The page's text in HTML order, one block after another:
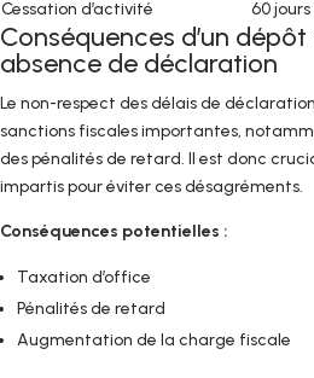
Cessation d’activité 60
Conséquences d’un
absence de déclaration
Le non-respect des délais de
sanctions fiscales importantes,
des pénalités de retard. Il est donc
impartis pour éviter ces désagréments.
Conséquences potentielles :
Taxation d’office
Pénalités de retard
Augmentation de la charge fiscale